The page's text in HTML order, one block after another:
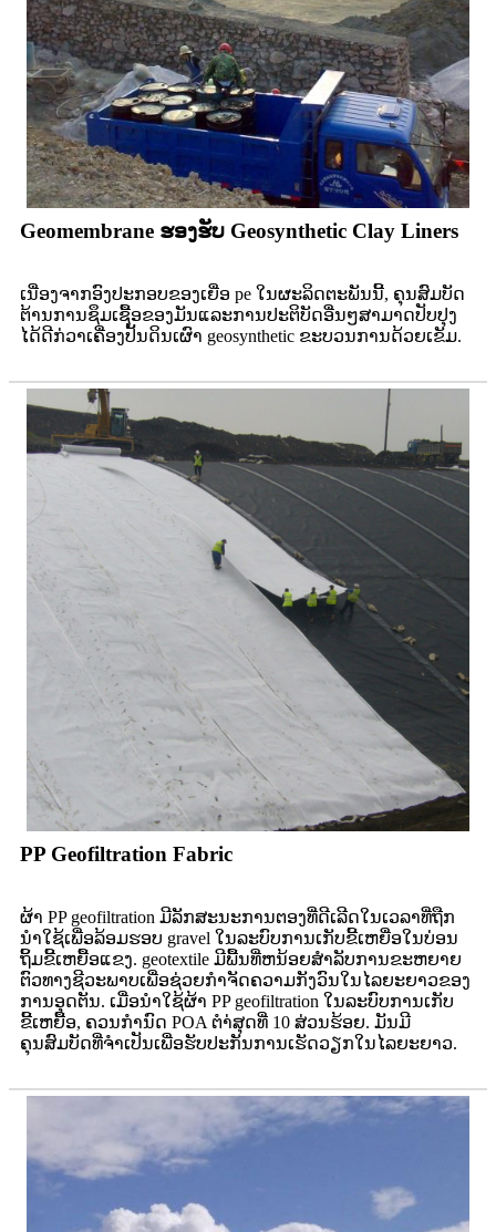
Geomembrane ຮອງຮັບ Geosynthetic Clay Liners
ເນື່ອງຈາກອົງປະກອບຂອງເຍື່ອ pe ໃນຜະລິດຕະພັນນີ້, ຄຸນສົມບັດ
ຕ້ານການຊຶມເຊື້ອຂອງມັນແລະການປະຕິບັດອື່ນໆສາມາດປັບປຸງ
ໄດ້ດີກ່ວາເຄື່ອງປັ້ນດິນເຜົາ geosynthetic ຂະບວນການດ້ວຍເຂັມ.
PP Geofiltration Fabric
ຜ້າ PP geofiltration ມີລັກສະນະການຕອງທີ່ດີເລີດໃນເວລາທີ່ຖືກ
ນໍາໃຊ້ເພື່ອລ້ອມຮອບ gravel ໃນລະບົບການເກັບຂີ້ເຫຍື່ອໃນບ່ອນ
ຖິ້ມຂີ້ເຫຍື້ອແຂງ. geotextile ມີພື້ນທີ່ຫນ້ອຍສໍາລັບການຂະຫຍາຍ
ຕົວທາງຊີວະພາບເພື່ອຊ່ວຍກໍາຈັດຄວາມກັງວົນໃນໄລຍະຍາວຂອງ
ການອຸດຕັນ. ເມື່ອນໍາໃຊ້ຜ້າ PP geofiltration ໃນລະບົບການເກັບ
ຂີ້ເຫຍື້ອ, ຄວນກໍານົດ POA ຕໍາ່ສຸດທີ່ 10 ສ່ວນຮ້ອຍ. ມັນມີ
ຄຸນສົມບັດທີ່ຈໍາເປັນເພື່ອຮັບປະກັນການເຮັດວຽກໃນໄລຍະຍາວ.